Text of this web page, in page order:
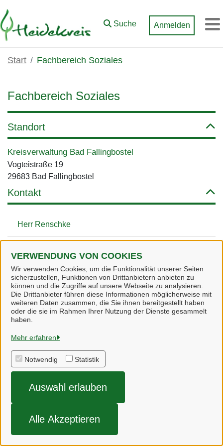
Zum Hauptinhalt springen
VERWENDUNG VON COOKIES
Wir verwenden Cookies, um die Funktionalität unserer Seiten
sicherzustellen, Funktionen von Drittanbietern anbieten zu
können und die Zugriffe auf unsere Webseite zu analysieren.
Die Drittanbieter führen diese Informationen möglicherweise mit
weiteren Daten zusammen, die Sie ihnen bereitgestellt haben
oder die sie im Rahmen Ihrer Nutzung der Dienste gesammelt
haben.
Mehr erfahren
Notwendig Statistik
Auswahl erlauben
Alle Akzeptieren
Suche Anmelden
Start Fachbereich Soziales
Fachbereich Soziales
Standort
Kreisverwaltung Bad Fallingbostel
Vogteistraße 19
29683 Bad Fallingbostel
Kontakt
Herr Renschke
Zugehörige Einrichtungen
Heidekreis
Alle Rechte vorbehalten
Barrierefreiheit